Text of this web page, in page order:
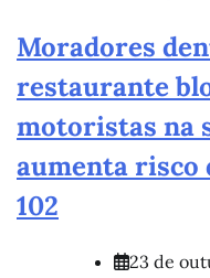
Moradores
restaurante
motoristas na
aumenta risco
102
23 de